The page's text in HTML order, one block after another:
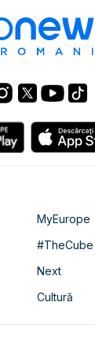
MyEurope
#TheCube
Next
Cultură